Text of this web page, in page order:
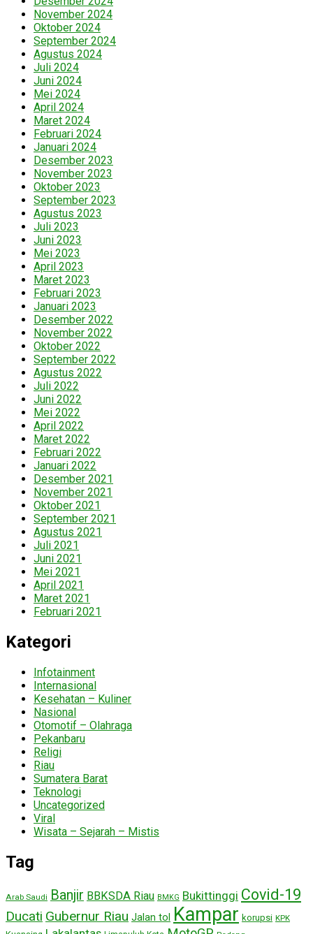
November 2024
Oktober 2024
September 2024
Agustus 2024
Juli 2024
Juni 2024
Mei 2024
April 2024
Maret 2024
Februari 2024
Januari 2024
Desember 2023
November 2023
Oktober 2023
September 2023
Agustus 2023
Juli 2023
Juni 2023
Mei 2023
April 2023
Maret 2023
Februari 2023
Januari 2023
Desember 2022
November 2022
Oktober 2022
September 2022
Agustus 2022
Juli 2022
Juni 2022
Mei 2022
April 2022
Maret 2022
Februari 2022
Januari 2022
Desember 2021
November 2021
Oktober 2021
September 2021
Agustus 2021
Juli 2021
Juni 2021
Mei 2021
April 2021
Maret 2021
Februari 2021
Kategori
Infotainment
Internasional
Kesehatan – Kuliner
Nasional
Otomotif – Olahraga
Pekanbaru
Religi
Riau
Sumatera Barat
Teknologi
Uncategorized
Viral
Wisata – Sejarah – Mistis
Tag
Arab Saudi Banjir BBKSDA Riau BMKG Bukittinggi Covid-19
Ducati Gubernur Riau Jalan tol Kampar korupsi KPK